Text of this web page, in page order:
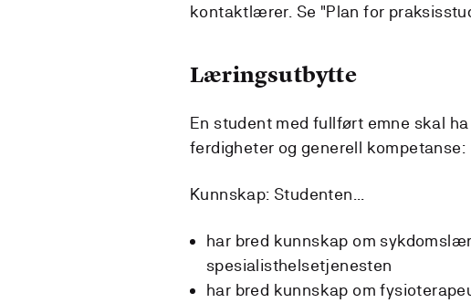
kontaktlærer. Se "Plan for
Læringsutbytte
En student med fullført emne skal
ferdigheter og generell kompetanse:
Kunnskap: Studenten...
har bred kunnskap om
spesialisthelsetjenesten
har bred kunnskap om